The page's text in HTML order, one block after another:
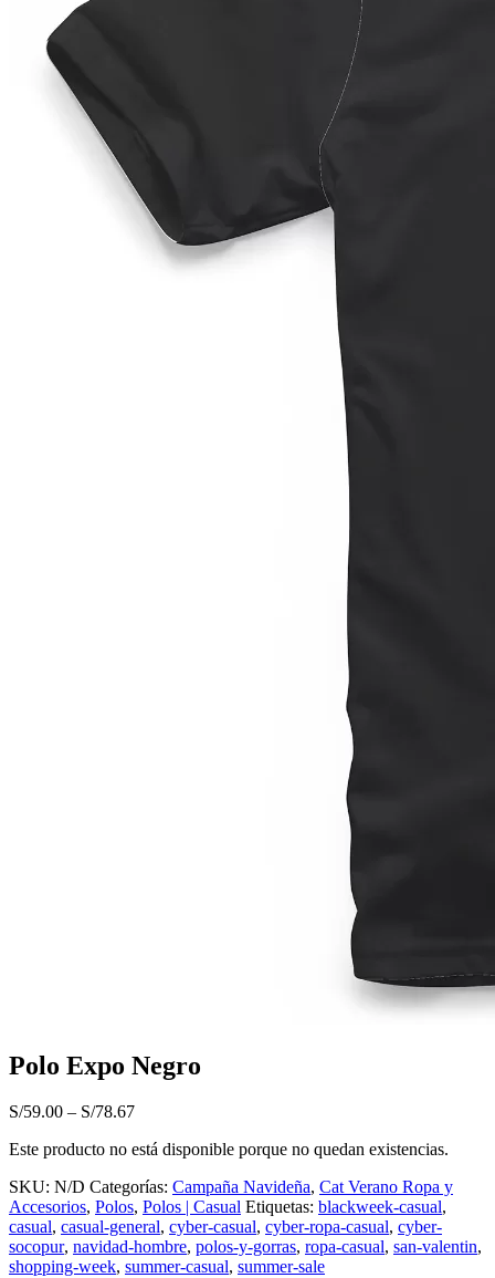
Polo Expo Negro
S/59.00 – S/78.67
Este producto no está disponible porque no quedan existencias.
SKU: N/D Categorías: Campaña Navideña, Cat Verano Ropa y
Accesorios, Polos, Polos | Casual Etiquetas: blackweek-casual,
casual, casual-general, cyber-casual, cyber-ropa-casual, cyber-
socopur, navidad-hombre, polos-y-gorras, ropa-casual, san-valentin,
shopping-week, summer-casual, summer-sale